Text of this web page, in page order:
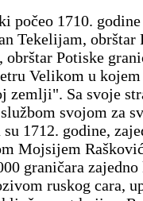
počeo 1710.
Tekelijam, obrštar
Potiske
Velikom u
zemlji". Sa svoje
svojom za
1712. godine,
Mojsijem
graničara
ruskog cara,